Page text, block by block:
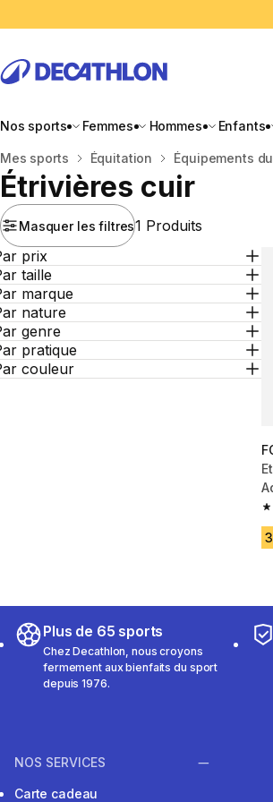
Nos sports Femmes Hommes Enfants
Accueil
Mes sports Équitation Équipements
Étrivières cuir
Masquer les filtres1 Produits
prix
taille
marque
nature
genre
pratique
couleur
Plus de 65 sports
Chez Decathlon, nous croyons
fermement aux bienfaits du sport
depuis 1976.
NOS SERVICES
Carte cadeau